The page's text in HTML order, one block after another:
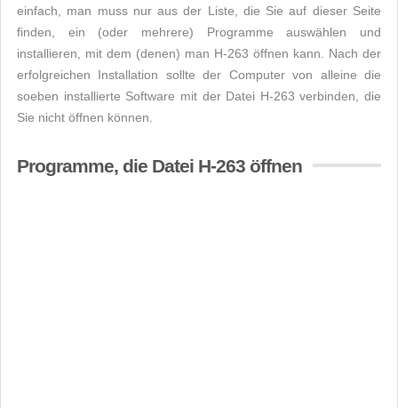
einfach, man muss nur aus der Liste, die Sie auf dieser Seite
finden, ein (oder mehrere) Programme auswählen und
installieren, mit dem (denen) man H-263 öffnen kann. Nach der
erfolgreichen Installation sollte der Computer von alleine die
soeben installierte Software mit der Datei H-263 verbinden, die
Sie nicht öffnen können.
Programme, die Datei H-263 öffnen